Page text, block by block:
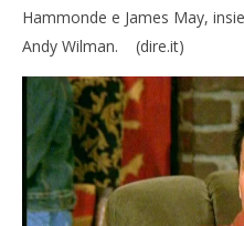
Hammonde e James May,
Andy Wilman. (dire.it)